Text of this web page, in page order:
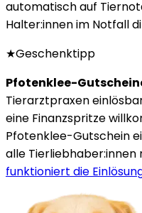
automatisch auf
Halter:innen im Notfall
★Geschenktipp
Pfotenklee-
Tierarztpraxen
eine Finanzspritze
Pfotenklee-Gutschein
alle Tierliebhaber:innen
funktioniert die